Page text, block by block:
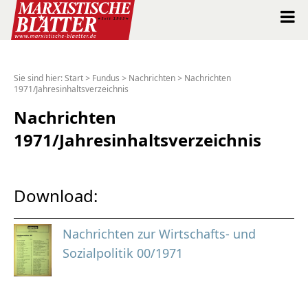
Alle Ausgaben seit 1963
Abo
Spenden
Über uns
Sie sind hier:Start > Fundus > Nachrichten > Nachrichten
1971/Jahresinhaltsverzeichnis
Nachrichten
1971/Jahresinhaltsverzeichnis
Download:
Nachrichten zur Wirtschafts- und
Sozialpolitik 00/1971